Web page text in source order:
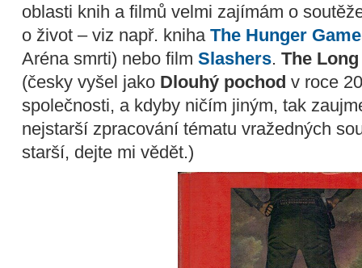
oblasti knih a filmů velmi zajímám o
o život – viz např. kniha The Hunger
Aréna smrti) nebo film Slashers. The
(česky vyšel jako Dlouhý pochod v roce
společnosti, a kdyby ničím jiným, tak
nejstarší zpracování tématu vražedných
starší, dejte mi vědět.)